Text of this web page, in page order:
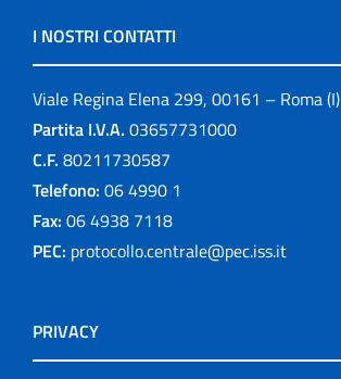
I NOSTRI CONTATTI
Viale Regina Elena 299, 00161 – Roma (I)
Partita I.V.A. 03657731000
C.F. 80211730587
Telefono: 06 4990 1
Fax: 06 4938 7118
PEC: protocollo.centrale@pec.iss.it
PRIVACY